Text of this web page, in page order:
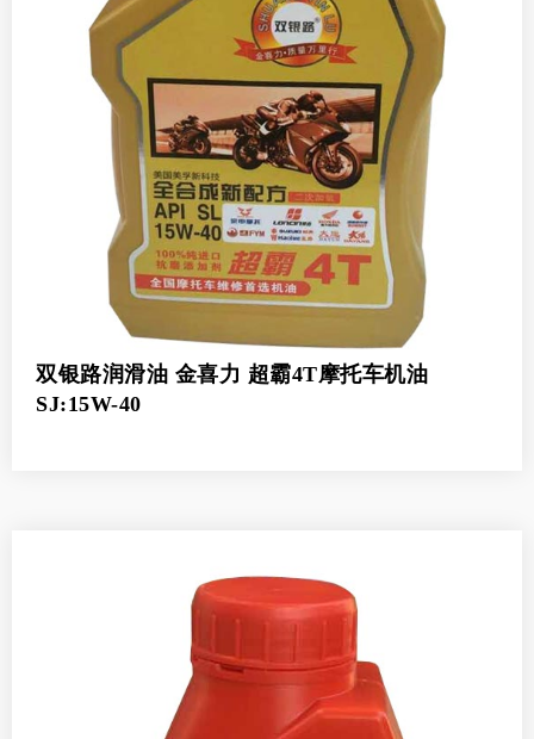
双银路润滑油 金喜力 超霸4T摩托车机油
SJ:15W-40